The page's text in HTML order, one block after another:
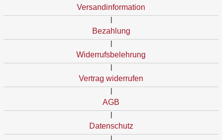
Versandinformation
Bezahlung
Widerrufsbelehrung
Vertrag widerrufen
AGB
Datenschutz